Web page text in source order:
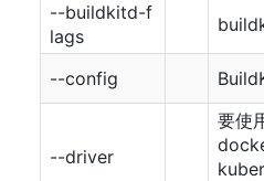
--buildkitd-f
lags
--config
--driver
要使